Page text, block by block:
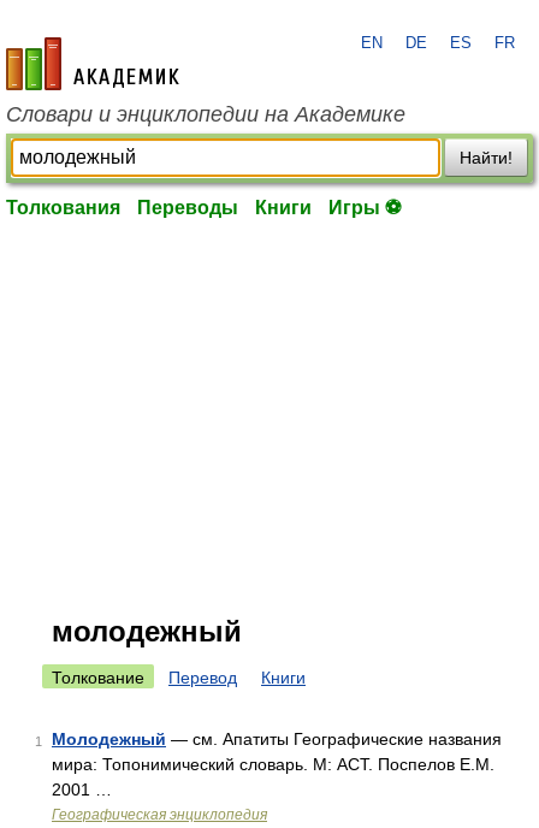
academic.ru
EN DE ES FR
Словари и энциклопедии на Академике
Найти!
Толкования Переводы Книги Игры ⚽
молодежный
Толкование Перевод Книги
1 Молодежный — см. Апатиты Географические названия
мира: Топонимический словарь. М: АСТ. Поспелов Е.М.
2001 …
Географическая энциклопедия